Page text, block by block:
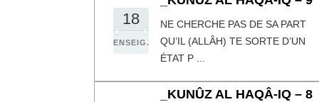
18
ENSEIG.
NE CHERCHE PAS DE SA PART
QU’IL (ALLÂH) TE SORTE D’UN
ÉTAT P ...
_KUNÛZ AL HAQÂ-IQ – 8